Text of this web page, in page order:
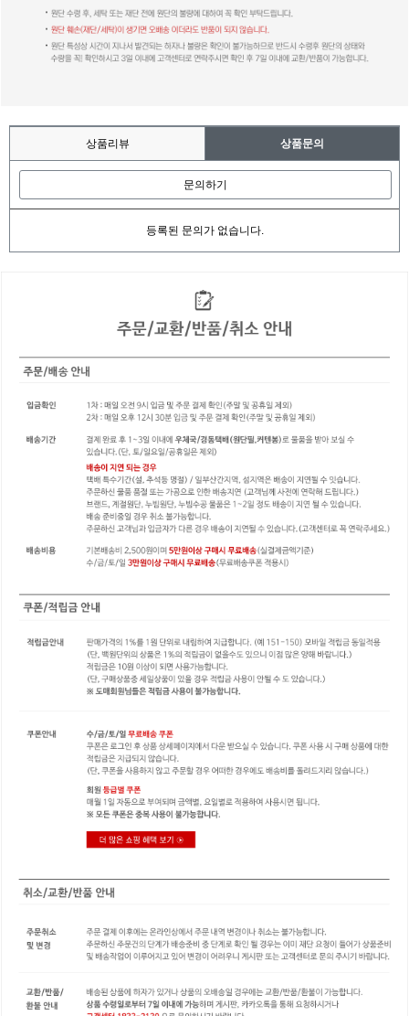
상품리뷰 상품문의
문의하기
등록된 문의가 없습니다.